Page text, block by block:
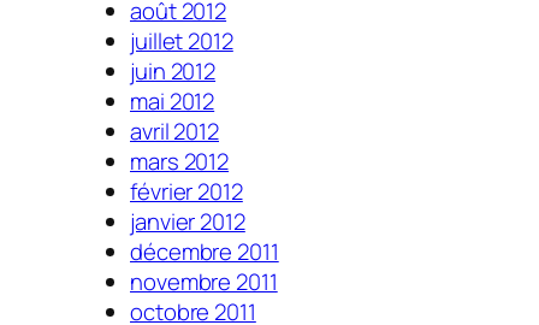
août 2012
juillet 2012
juin 2012
mai 2012
avril 2012
mars 2012
février 2012
janvier 2012
décembre 2011
novembre 2011
octobre 2011